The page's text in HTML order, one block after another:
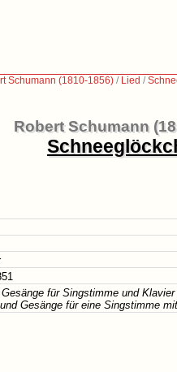
Schumann (1810-1856) / Lied /
Robert Schumann
für Singstimme und
Gesänge für eine Singstimme